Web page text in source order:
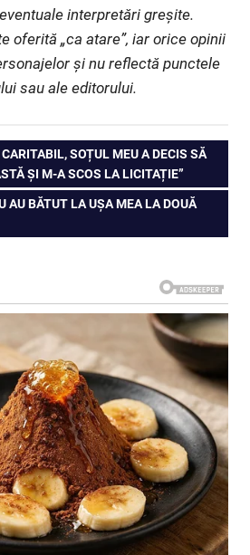
interpretări greșite.
oferită „ca atare”, iar orice opinii
și nu reflectă punctele
sau ale editorului.
SOȚUL MEU A DECIS SĂ
ȘI M-A SCOS LA LICITAȚIE”
AU BĂTUT LA UȘA MEA LA DOUĂ